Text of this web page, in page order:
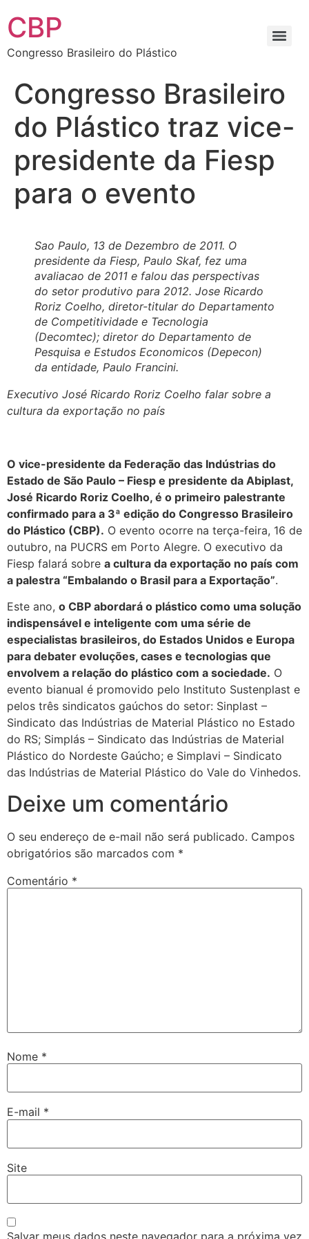
CBP
Congresso Brasileiro do Plástico
Congresso Brasileiro
do Plástico traz vice-
presidente da Fiesp
para o evento
Sao Paulo, 13 de Dezembro de 2011. O
presidente da Fiesp, Paulo Skaf, fez uma
avaliacao de 2011 e falou das perspectivas
do setor produtivo para 2012. Jose Ricardo
Roriz Coelho, diretor-titular do Departamento
de Competitividade e Tecnologia
(Decomtec); diretor do Departamento de
Pesquisa e Estudos Economicos (Depecon)
da entidade, Paulo Francini.
Executivo José Ricardo Roriz Coelho falar sobre a
cultura da exportação no país
O vice-presidente da Federação das Indústrias do
Estado de São Paulo – Fiesp e presidente da Abiplast,
José Ricardo Roriz Coelho, é o primeiro palestrante
confirmado para a 3ª edição do Congresso Brasileiro
do Plástico (CBP). O evento ocorre na terça-feira, 16 de
outubro, na PUCRS em Porto Alegre. O executivo da
Fiesp falará sobre a cultura da exportação no país com
a palestra “Embalando o Brasil para a Exportação”.
Este ano, o CBP abordará o plástico como uma solução
indispensável e inteligente com uma série de
especialistas brasileiros, do Estados Unidos e Europa
para debater evoluções, cases e tecnologias que
envolvem a relação do plástico com a sociedade. O
evento bianual é promovido pelo Instituto Sustenplast e
pelos três sindicatos gaúchos do setor: Sinplast –
Sindicato das Indústrias de Material Plástico no Estado
do RS; Simplás – Sindicato das Indústrias de Material
Plástico do Nordeste Gaúcho; e Simplavi – Sindicato
das Indústrias de Material Plástico do Vale do Vinhedos.
Deixe um comentário
O seu endereço de e-mail não será publicado. Campos
obrigatórios são marcados com *
Comentário *
Nome *
E-mail *
Site
Salvar meus dados neste navegador para a próxima vez